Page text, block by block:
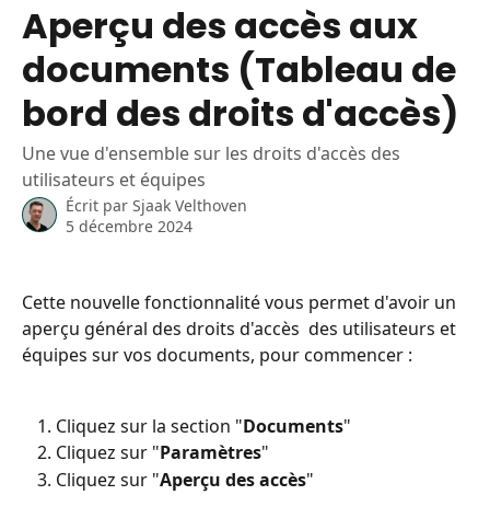
Aperçu des accès aux
documents (Tableau de
bord des droits d'accès)
Une vue d'ensemble sur les droits d'accès des
utilisateurs et équipes
Écrit par Sjaak Velthoven
5 décembre 2024
Cette nouvelle fonctionnalité vous permet d'avoir un
aperçu général des droits d'accès  des utilisateurs et
équipes sur vos documents, pour commencer :
Cliquez sur la section "Documents"
Cliquez sur "Paramètres"
Cliquez sur "Aperçu des accès"